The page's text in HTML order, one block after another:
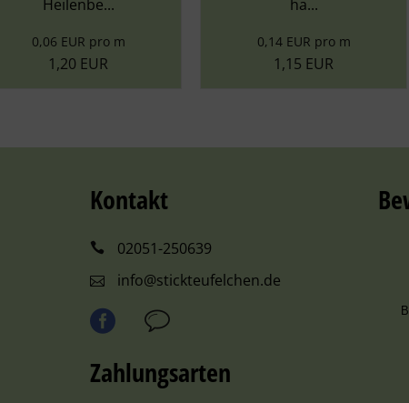
ha...
0,14 EUR pro m
1,15 EUR
0,14 EUR pro m
1,15 EUR
Kontakt
02051-250639
info@stickteufelchen.de
Zahlungsarten